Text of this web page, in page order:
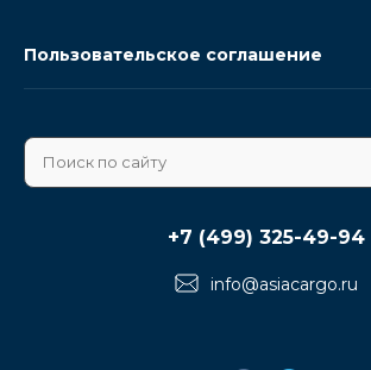
Пользовательское соглашение
+7 (499) 325-49-94
info@asiacargo.ru